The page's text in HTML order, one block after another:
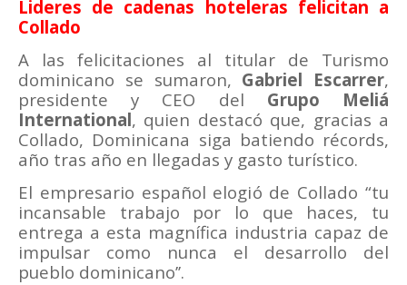
Lideres de cadenas hoteleras felicitan a
Collado
A las felicitaciones al titular de Turismo
dominicano se sumaron, Gabriel Escarrer,
presidente y CEO del Grupo Meliá
International, quien destacó que, gracias a
Collado, Dominicana siga batiendo récords,
año tras año en llegadas y gasto turístico.
El empresario español elogió de Collado “tu
incansable trabajo por lo que haces, tu
entrega a esta magnífica industria capaz de
impulsar como nunca el desarrollo del
pueblo dominicano’’.